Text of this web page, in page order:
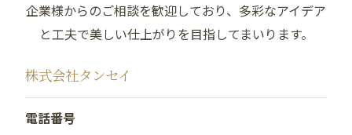
企業様からのご相談を歓迎しており、多彩なアイデア
と工夫で美しい仕上がりを目指してまいります。
株式会社タンセイ
電話番号